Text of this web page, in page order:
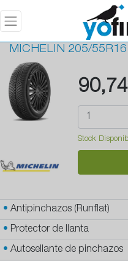
MICHELIN 205/
Stock
• Antipinchazos (Runflat)
• Protector de llanta
• Autosellante de pinchazos